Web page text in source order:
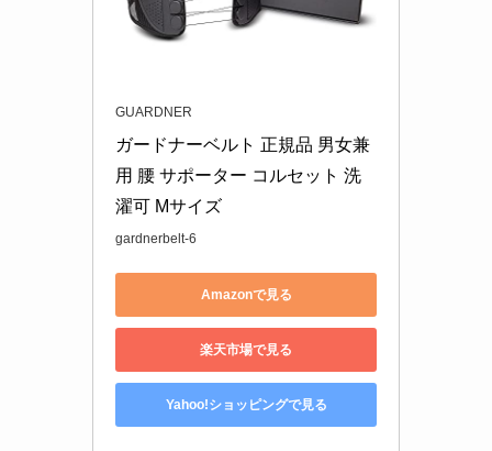
GUARDNER
ガードナーベルト 正規品 男女兼
用 腰 サポーター コルセット 洗
濯可 Mサイズ
gardnerbelt-6
Amazonで見る
楽天市場で見る
Yahoo!ショッピングで見る